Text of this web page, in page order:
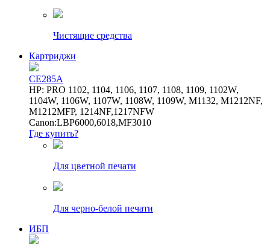
Чистящие средства
Картриджи
CE285A
HP: PRO 1102, 1104, 1106, 1107, 1108, 1109, 1102W,
1104W, 1106W, 1107W, 1108W, 1109W, M1132, M1212NF,
M1212MFP, 1214NF,1217NFW
Canon:LBP6000,6018,MF3010
Где купить?
Для цветной печати
Для черно-белой печати
ИБП